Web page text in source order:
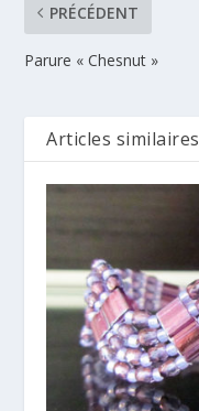
PRÉCÉDENT
Parure « Chesnut »
Articles similaires